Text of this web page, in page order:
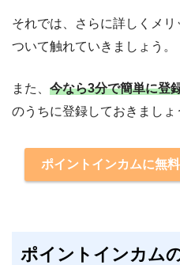
それでは、さらに詳しくメ
ついて触れていきましょう。
また、 今なら3分で簡単に登
のうちに登録しておきましょ
ポイントインカムに無
ポイントインカム